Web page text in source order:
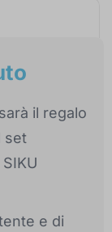
il regalo
set
e di